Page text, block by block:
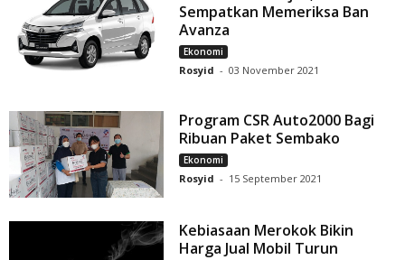
Sempatkan Memeriksa Ban
Avanza
Ekonomi
Rosyid - 03 November 2021
Program CSR Auto2000 Bagi
Ribuan Paket Sembako
Ekonomi
Rosyid - 15 September 2021
Kebiasaan Merokok Bikin
Harga Jual Mobil Turun